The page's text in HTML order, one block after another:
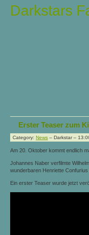
Darkstars
Erster Teaser zum
Category: News – Darkstar –
Am 20. Oktober kommt endlich
Johannes Naber verfilmte
wunderbaren Henriette
Ein erster Teaser wurde jetzt